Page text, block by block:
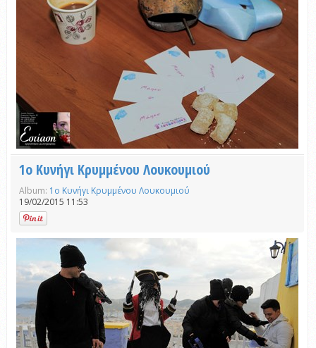
1ο Κυνήγι Κρυμμένου Λουκουμιού
Album: 1ο Κυνήγι Κρυμμένου Λουκουμιού
19/02/2015 11:53